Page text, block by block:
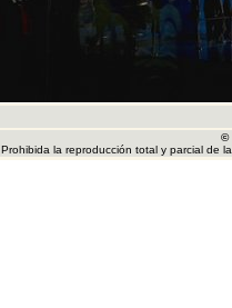
©
Prohibida la reproducción total y parcial de